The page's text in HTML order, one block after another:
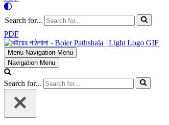
Search for...
PDF
Menu Navigation Menu
Navigation Menu
Search for...